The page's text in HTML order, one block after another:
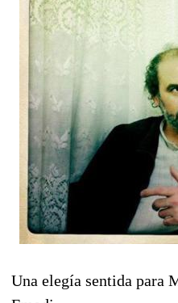
Una elegía sentida para